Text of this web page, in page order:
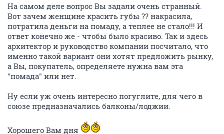
На самом деле вопрос Вы задали очень странный.
Вот зачем женщине красить губы ?? накрасила,
потратила деньги на помаду, а теплее не стало!!! И
ответ конечно же - чтобы было красиво. Так и здесь
архитектор и руководство компании посчитало, что
именно такой вариант они хотят предложить рынку,
а Вы, покупатель, определяете нужна вам эта
"помада" или нет.
Ну если уж очень интересно погуглите, для чего в
союзе предназначались балконы/лоджии.
Хорошего Вам дня